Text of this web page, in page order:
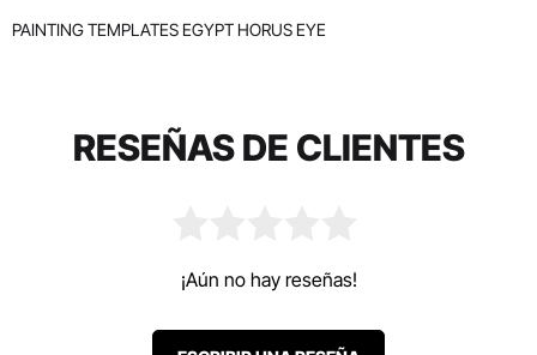
PAINTING TEMPLATES EGYPT HORUS EYE
RESEÑAS DE CLIENTES
¡Aún no hay reseñas!